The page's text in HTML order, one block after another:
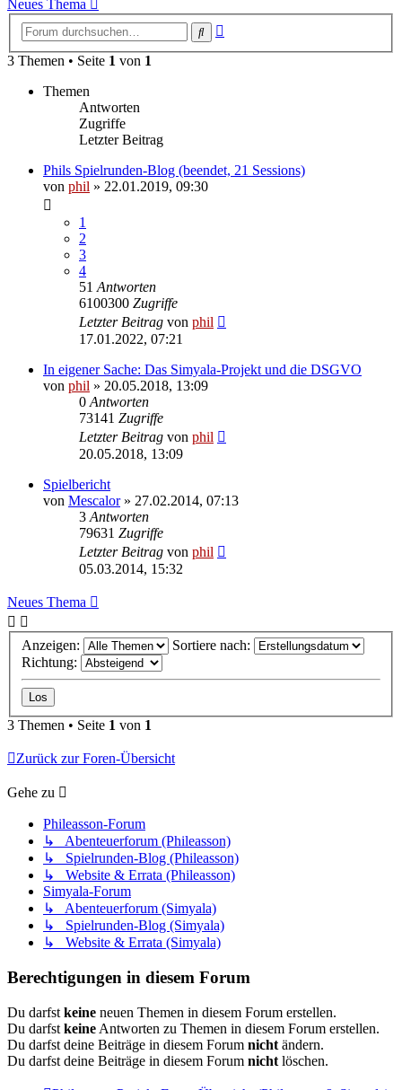
Neues Thema
Suche
3 Themen • Seite 1 von 1
Themen
Antworten
Zugriffe
Letzter Beitrag
Phils Spielrunden-Blog (beendet, 21 Sessions)
von phil » 22.01.2019, 09:30
1
2
3
4
51 Antworten
6100300 Zugriffe
Letzter Beitrag von phil
17.01.2022, 07:21
In eigener Sache: Das Simyala-Projekt und die DSGVO
von phil » 20.05.2018, 13:09
0 Antworten
73141 Zugriffe
Letzter Beitrag von phil
20.05.2018, 13:09
Spielbericht
von Mescalor» 27.02.2014, 07:13
3 Antworten
79631 Zugriffe
Letzter Beitrag von phil
05.03.2014, 15:32
Neues Thema
Anzeigen:
Sortiere nach:
Richtung:
3 Themen • Seite 1 von 1
Zurück zur Foren-Übersicht
Gehe zu
Phileasson-Forum
↳ Abenteuerforum (Phileasson)
↳ Spielrunden-Blog (Phileasson)
↳ Website & Errata (Phileasson)
Simyala-Forum
↳ Abenteuerforum (Simyala)
↳ Spielrunden-Blog (Simyala)
↳ Website & Errata (Simyala)
Berechtigungen in diesem Forum
Du darfst keine neuen Themen in diesem Forum erstellen.
Du darfst keine Antworten zu Themen in diesem Forum erstellen.
Du darfst deine Beiträge in diesem Forum nicht ändern.
Du darfst deine Beiträge in diesem Forum nicht löschen.